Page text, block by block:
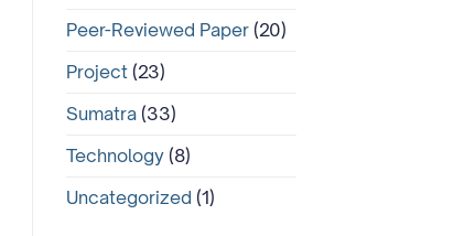
Peer-Reviewed Paper (20)
Project (23)
Sumatra (33)
Technology (8)
Uncategorized (1)